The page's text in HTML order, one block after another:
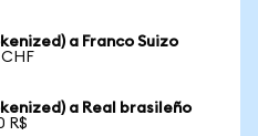
a Franco Suizo
a Real brasileño
R$